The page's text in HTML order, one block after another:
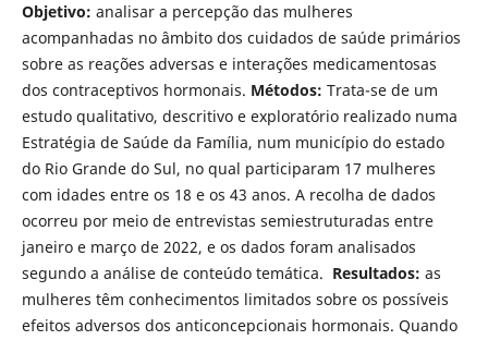
Objetivo: analisar a percepção das mulheres
acompanhadas no âmbito dos cuidados de saúde primários
sobre as reações adversas e interações medicamentosas
dos contraceptivos hormonais. Métodos: Trata-se de um
estudo qualitativo, descritivo e exploratório realizado numa
Estratégia de Saúde da Família, num município do estado
do Rio Grande do Sul, no qual participaram 17 mulheres
com idades entre os 18 e os 43 anos. A recolha de dados
ocorreu por meio de entrevistas semiestruturadas entre
janeiro e março de 2022, e os dados foram analisados
segundo a análise de conteúdo temática. Resultados: as
mulheres têm conhecimentos limitados sobre os possíveis
efeitos adversos dos anticoncepcionais hormonais. Quando